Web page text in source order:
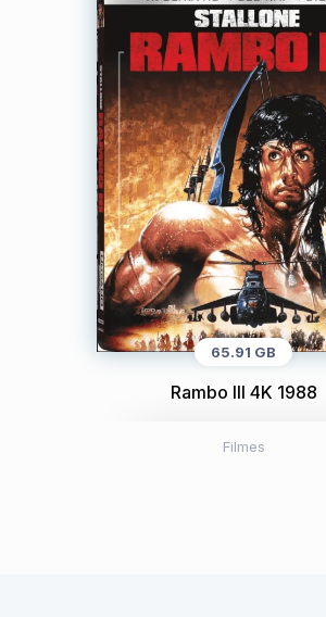
65.91 GB
Rambo III 4K 1988
Filmes